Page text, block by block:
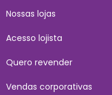
Nossas lojas
Acesso lojista
Quero revender
Vendas corporativas